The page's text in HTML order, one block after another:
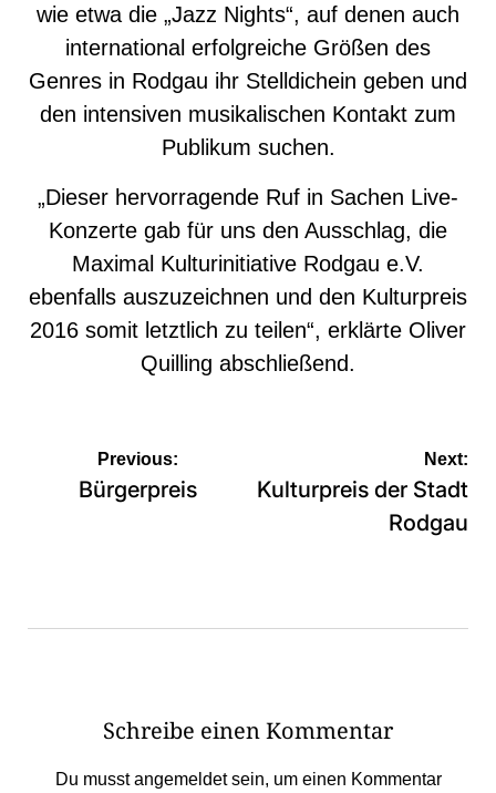
wie etwa die „Jazz Nights“, auf denen auch
international erfolgreiche Größen des
Genres in Rodgau ihr Stelldichein geben und
den intensiven musikalischen Kontakt zum
Publikum suchen.
„Dieser hervorragende Ruf in Sachen Live-
Konzerte gab für uns den Ausschlag, die
Maximal Kulturinitiative Rodgau e.V.
ebenfalls auszuzeichnen und den Kulturpreis
2016 somit letztlich zu teilen“, erklärte Oliver
Quilling abschließend.
Beitragsnavigation
Previous:
Bürgerpreis
Next:
Kulturpreis der Stadt
Rodgau
Schreibe einen Kommentar
Du musstangemeldetsein, um einen Kommentar